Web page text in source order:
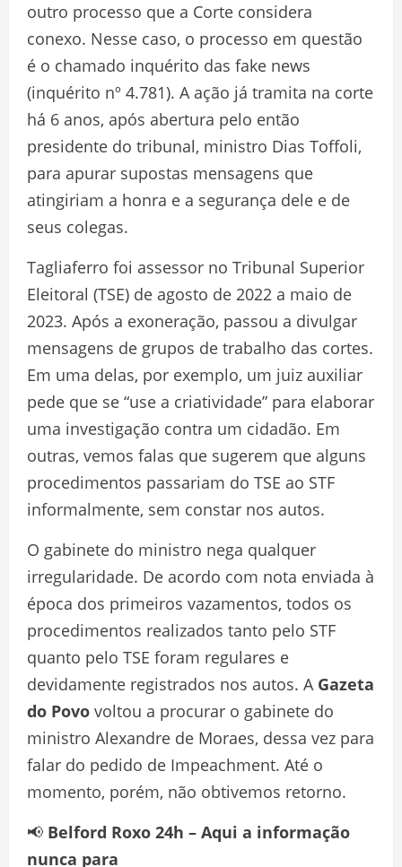
outro processo que a Corte considera
conexo. Nesse caso, o processo em questão
é o chamado inquérito das fake news
(inquérito nº 4.781). A ação já tramita na corte
há 6 anos, após abertura pelo então
presidente do tribunal, ministro Dias Toffoli,
para apurar supostas mensagens que
atingiriam a honra e a segurança dele e de
seus colegas.
Tagliaferro foi assessor no Tribunal Superior
Eleitoral (TSE) de agosto de 2022 a maio de
2023. Após a exoneração, passou a divulgar
mensagens de grupos de trabalho das cortes.
Em uma delas, por exemplo, um juiz auxiliar
pede que se “use a criatividade” para elaborar
uma investigação contra um cidadão. Em
outras, vemos falas que sugerem que alguns
procedimentos passariam do TSE ao STF
informalmente, sem constar nos autos.
O gabinete do ministro nega qualquer
irregularidade. De acordo com nota enviada à
época dos primeiros vazamentos, todos os
procedimentos realizados tanto pelo STF
quanto pelo TSE foram regulares e
devidamente registrados nos autos. A Gazeta
do Povo voltou a procurar o gabinete do
ministro Alexandre de Moraes, dessa vez para
falar do pedido de Impeachment. Até o
momento, porém, não obtivemos retorno.
📢 Belford Roxo 24h – Aqui a informação
nunca para